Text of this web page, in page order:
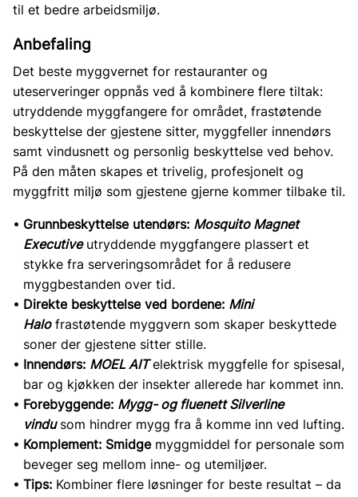
til et bedre arbeidsmiljø.
Anbefaling
Det beste myggvernet for restauranter og
uteserveringer oppnås ved å kombinere flere tiltak:
utryddende myggfangere for området, frastøtende
beskyttelse der gjestene sitter, myggfeller innendørs
samt vindusnett og personlig beskyttelse ved behov.
På den måten skapes et trivelig, profesjonelt og
myggfritt miljø som gjestene gjerne kommer tilbake til.
Grunnbeskyttelse utendørs: Mosquito Magnet
Executiveutryddende myggfangere plassert et
stykke fra serveringsområdet for å redusere
myggbestanden over tid.
Direkte beskyttelse ved bordene: Mini
Halofrastøtende myggvern som skaper beskyttede
soner der gjestene sitter stille.
Innendørs: MOEL AITelektrisk myggfelle for spisesal,
bar og kjøkken der insekter allerede har kommet inn.
Forebyggende: Mygg- og fluenett Silverline
vindusom hindrer mygg fra å komme inn ved lufting.
Komplement: Smidgemyggmiddel for personale som
beveger seg mellom inne- og utemiljøer.
Tips: Kombiner flere løsninger for beste resultat – da